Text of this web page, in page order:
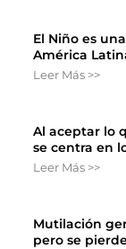
El Niño es
América
Leer Más >>
Al aceptar lo
se centra en
Leer Más >>
Mutilación
pero se